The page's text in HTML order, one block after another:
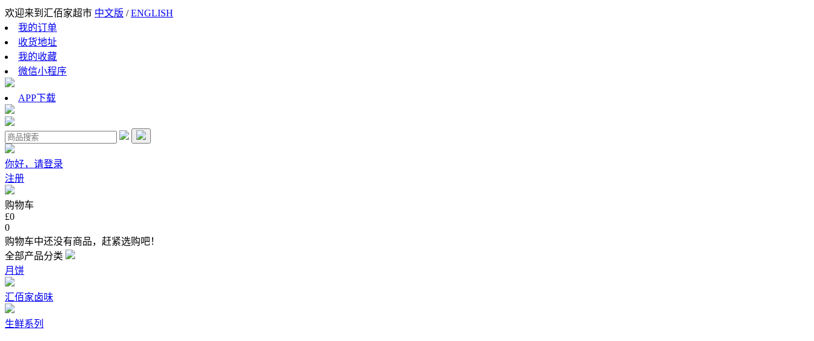
欢迎来到汇佰家超市 中文版 /ENGLISH
我的订单
收货地址
我的收藏
微信小程序
APP下载
你好，请登录
注册
购物车
£0
0
购物车中还没有商品，赶紧选购吧！
全部产品分类
月饼
汇佰家卤味
生鲜系列